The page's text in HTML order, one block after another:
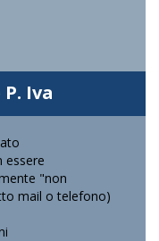
Iva
essere
"non
mail o telefono)